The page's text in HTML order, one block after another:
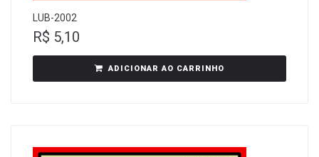
LUB-2002
R$ 5,10
ADICIONAR AO CARRINHO